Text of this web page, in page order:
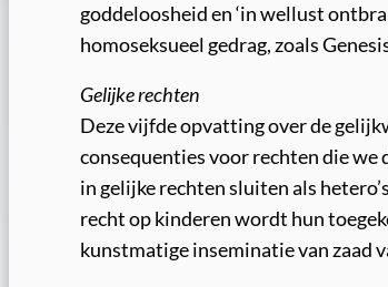
goddeloosheid en ‘in wellust
homoseksueel gedrag, zoals
Gelijke rechten
Deze vijfde opvatting over de
consequenties voor rechten die we
in gelijke rechten sluiten als
recht op kinderen wordt hun
kunstmatige inseminatie van zaad